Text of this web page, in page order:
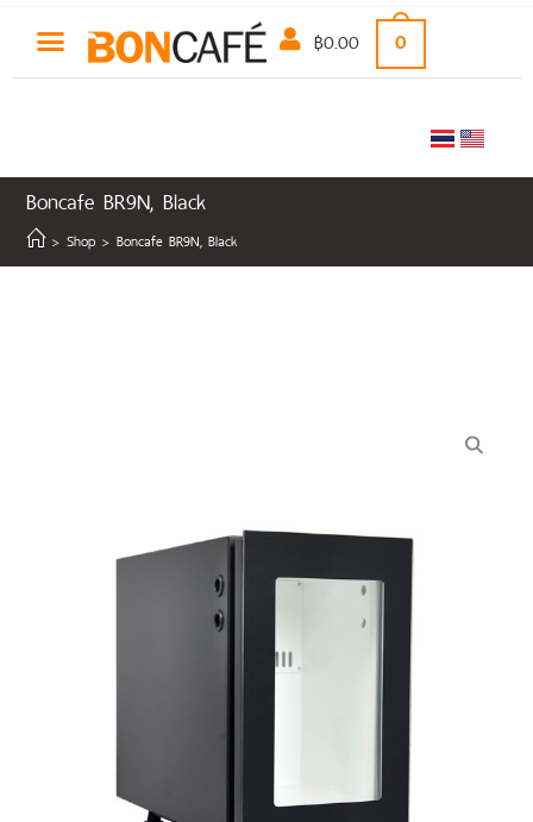
฿0.00 0
Boncafe BR9N, Black
> Shop > Boncafe BR9N, Black